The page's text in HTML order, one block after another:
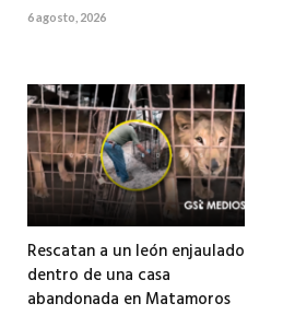
6 agosto, 2026
Rescatan a un león enjaulado
dentro de una casa
abandonada en Matamoros